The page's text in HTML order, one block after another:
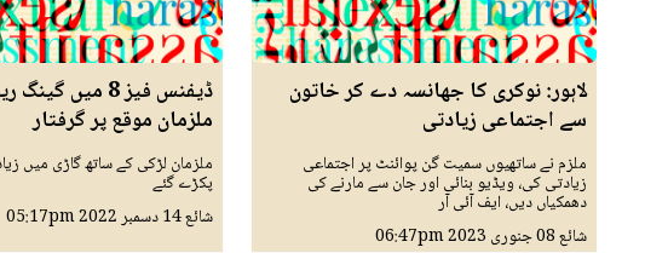
لاہور: نوکری کا جھانسہ دے کر خاتون
سے اجتماعی زیادتی
ملزم نے ساتھیوں سمیت گن پوائنٹ پر اجتماعی
زیادتی کی، ویڈیو بنائی اور جان سے مارنے کی
دھمکیاں دیں، ایف آئی آر
شائع08 جنوری 2023 06:47pm
ڈیفنس فیز 8 میں
ملزمان موقع پر گرفتار
ملزمان لڑکی کے ساتھ گاڑی میں
پکڑے گئے
شائع14 دسمبر 2022 05:17pm